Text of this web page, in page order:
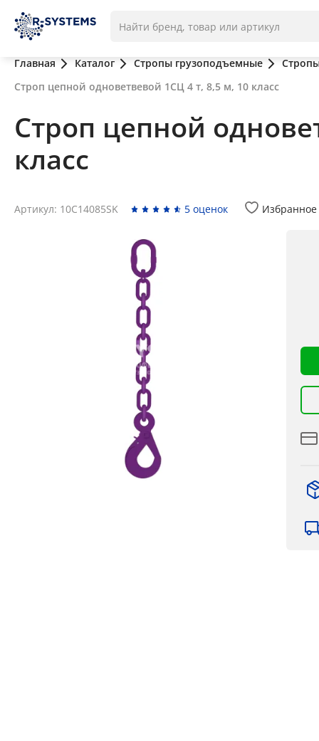
Главная Каталог Стропы грузоподъемные
Строп цепной одноветвевой 1СЦ 4 т, 8,5 м, 10 класс
Строп цепной
класс
Артикул: 10C14085SK 5 оценок Избранное